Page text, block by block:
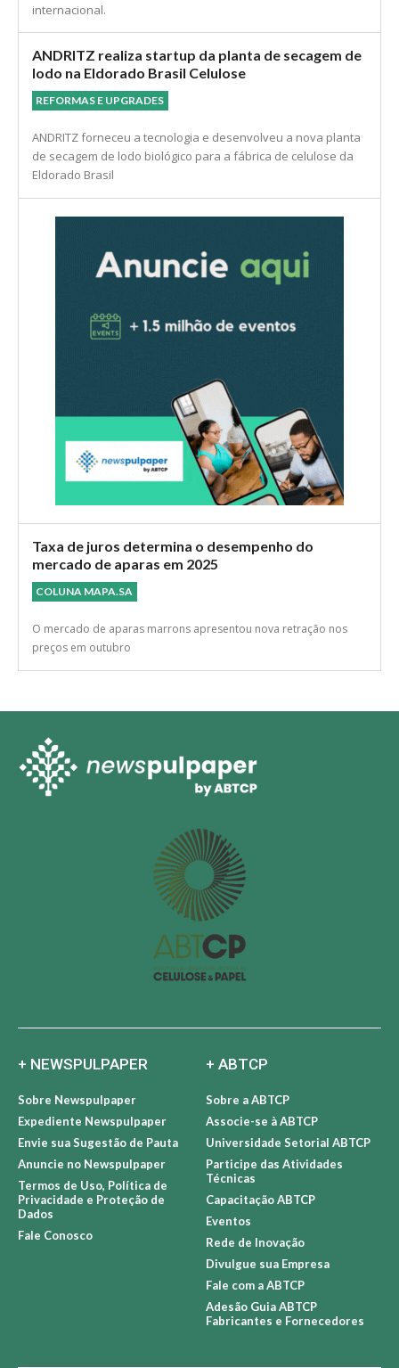
internacional.
ANDRITZ realiza startup da planta de secagem de
lodo na Eldorado Brasil Celulose
REFORMAS E UPGRADES
ANDRITZ forneceu a tecnologia e desenvolveu a nova planta
de secagem de lodo biológico para a fábrica de celulose da
Eldorado Brasil
Taxa de juros determina o desempenho do
mercado de aparas em 2025
COLUNA MAPA.SA
O mercado de aparas marrons apresentou nova retração nos
preços em outubro
+ NEWSPULPAPER
Sobre Newspulpaper
Expediente Newspulpaper
Envie sua Sugestão de Pauta
Anuncie no Newspulpaper
Termos de Uso, Política de
Privacidade e Proteção de
Dados
Fale Conosco
+ ABTCP
Sobre a ABTCP
Associe-se à ABTCP
Universidade Setorial ABTCP
Participe das Atividades
Técnicas
Capacitação ABTCP
Eventos
Rede de Inovação
Divulgue sua Empresa
Fale com a ABTCP
Adesão Guia ABTCP
Fabricantes e Fornecedores